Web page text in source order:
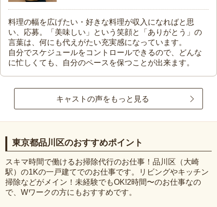
料理の幅を広げたい・好きな料理が収入になればと思
い、応募。「美味しい」という笑顔と「ありがとう」の
言葉は、何にも代えがたい充実感になっています。
自分でスケジュールをコントロールできるので、どんな
に忙しくても、自分のペースを保つことが出来ます。
キャストの声をもっと見る
東京都品川区のおすすめポイント
スキマ時間で働けるお掃除代行のお仕事！品川区（大崎
駅）の1Kの一戸建てでのお仕事です。リビングやキッチン
掃除などがメイン！未経験でもOK!2時間〜のお仕事なの
で、Wワークの方にもおすすめです。